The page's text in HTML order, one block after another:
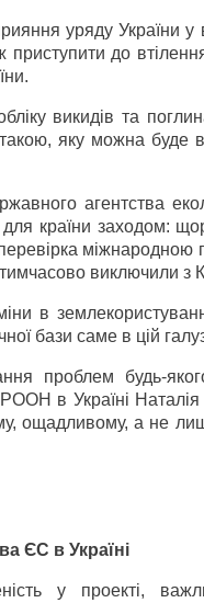
уряду України у
до
викидів та
яку можна буде
агентства
країни заходом:
виключили з
в
бази саме в цій
проблем будь-
в Україні
ощадливому, а не
ЄС в Україні
у проекті,